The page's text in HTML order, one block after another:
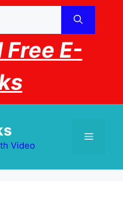
E-
Video
Menu